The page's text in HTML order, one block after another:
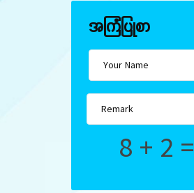
အကြံပြုစာ
8 + 2 =